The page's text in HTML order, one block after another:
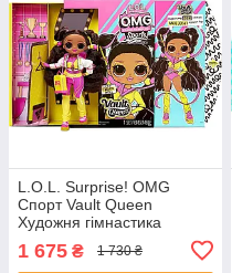
L.O.L. Surprise! OMG
Спорт Vault Queen
Художня гімнастика
1 675 ₴ 1 730 ₴